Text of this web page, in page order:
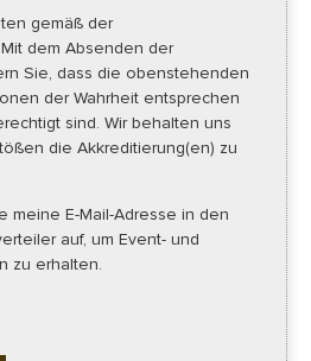
gemäß der
Mit dem Absenden der
Sie, dass die obenstehenden
der Wahrheit entsprechen
sind. Wir behalten uns
die Akkreditierung(en) zu
meine E-Mail-Adresse in den
auf, um Event- und
zu erhalten.